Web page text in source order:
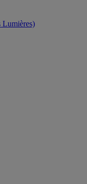
Lumières)